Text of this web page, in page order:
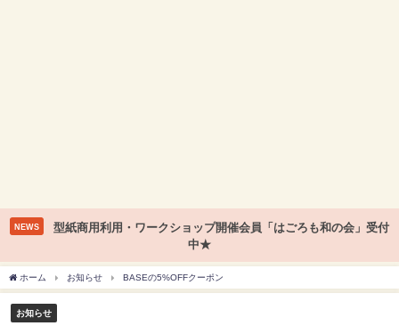
NEWS
型紙商用利用・ワークショップ開催会員「はごろも和の会」受付
中★
ホーム お知らせ BASEの5%OFFクーポン
お知らせ